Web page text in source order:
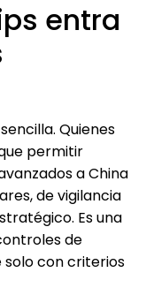
entra
Quienes
permitir
a China
de vigilancia
Es una
de
con criterios